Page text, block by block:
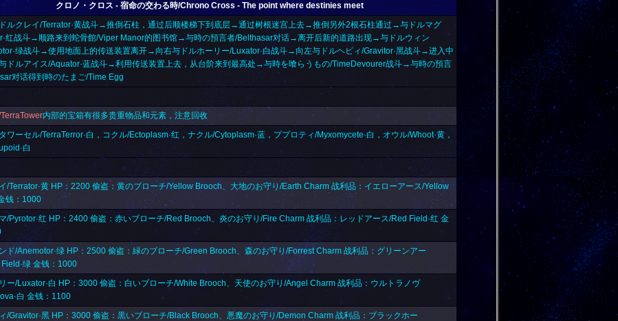
クロノ・クロス - 宿命の交わる時/Chrono Cross - The point where destinies meet
ルクレイ/Terrator·黄战斗→推倒石柱，通过后顺楼梯下到底层→通过树根迷宫上去→推倒另外2根石柱通过→与ドルマグ
红战斗→顺路来到蛇骨館/Viper Manor的图书馆→与時の預言者/Belthasar对话→离开后新的道路出现→与ドルウィン
绿战斗→使用地面上的传送装置离开→向右与ドルホーリー/Luxator·白战斗→向左与ドルヘビィ/Gravitor·黑战斗→进入中
ドルアイス/Aquator·蓝战斗→利用传送装置上去，从台阶来到最高处→与時を喰らうもの/TimeDevourer战斗→与時の預言
对话得到 時のたまご/Time Egg
内部的宝箱有很多贵重物品和元素，注意回收
ワーセル/TerraTerror·白，コクル/Ectoplasm·红，ナクル/Cytoplasm·蓝，ププロティ/Myxomycete·白，オウル/Whoot·黄，
白
/Terrator·黄 HP：2200 偷盗：黄のブローチ/Yellow Brooch、大地のお守り/Earth Charm 战利品：イエローアース/Yellow
钱：1000
/Pyrotor·红 HP：2400 偷盗：赤いブローチ/Red Brooch、炎のお守り/Fire Charm 战利品：レッドアース/Red Field·红 金
ド/Anemotor·绿 HP：2500 偷盗：緑のブローチ/Green Brooch、森のお守り/Forrest Charm 战利品：グリーンアー
绿 金钱：1000
ー/Luxator·白 HP：3000 偷盗：白いブローチ/White Brooch、天使のお守り/Angel Charm 战利品：ウルトラノヴ
白 金钱：1100
/Gravitor·黑 HP：3000 偷盗：黒いブローチ/Black Brooch、悪魔のお守り/Demon Charm 战利品：ブラックホー